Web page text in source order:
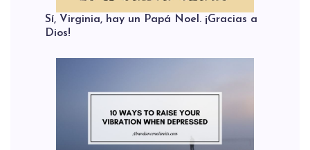
Sí, Virginia, hay un Papá Noel. ¡Gracias a
Dios!